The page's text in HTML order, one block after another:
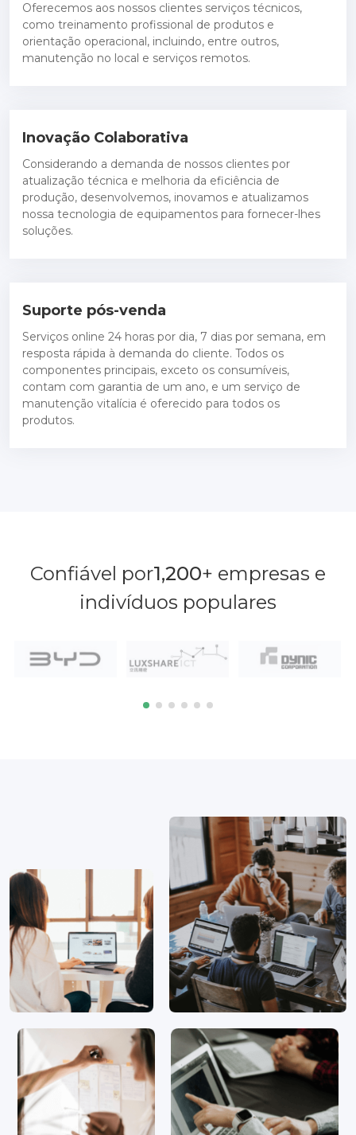
Oferecemos aos nossos clientes serviços técnicos,
como treinamento profissional de produtos e
orientação operacional, incluindo, entre outros,
manutenção no local e serviços remotos.
Inovação Colaborativa
Considerando a demanda de nossos clientes por
atualização técnica e melhoria da eficiência de
produção, desenvolvemos, inovamos e atualizamos
nossa tecnologia de equipamentos para fornecer-lhes
soluções.
Suporte pós-venda
Serviços online 24 horas por dia, 7 dias por semana, em
resposta rápida à demanda do cliente. Todos os
componentes principais, exceto os consumíveis,
contam com garantia de um ano, e um serviço de
manutenção vitalícia é oferecido para todos os
produtos.
Confiável por1,200+ empresas e
indivíduos populares